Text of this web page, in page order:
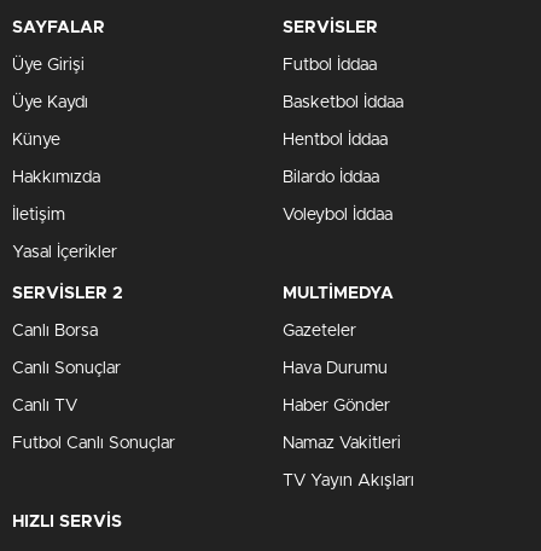
SAYFALAR
Üye Girişi
Üye Kaydı
Künye
Hakkımızda
İletişim
Yasal İçerikler
SERVİSLER
Futbol İddaa
Basketbol İddaa
Hentbol İddaa
Bilardo İddaa
Voleybol İddaa
SERVİSLER 2
Canlı Borsa
Canlı Sonuçlar
Canlı TV
Futbol Canlı Sonuçlar
MULTİMEDYA
Gazeteler
Hava Durumu
Haber Gönder
Namaz Vakitleri
TV Yayın Akışları
HIZLI SERVİS